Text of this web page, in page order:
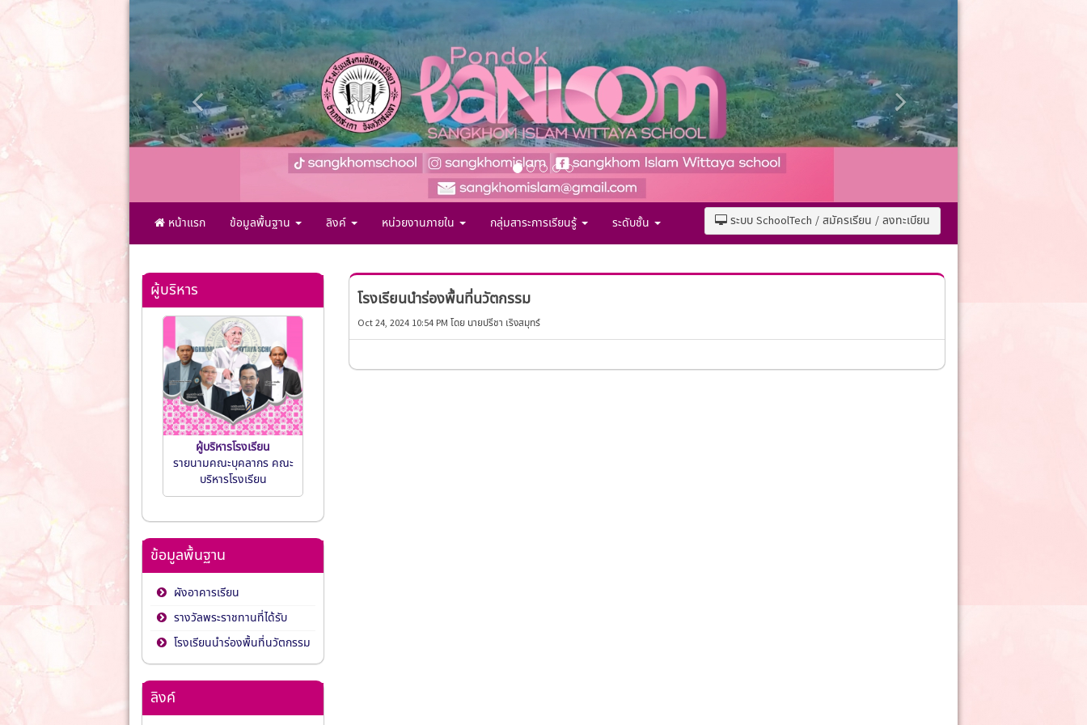
หน้าแรก ข้อมูลพื้นฐาน ลิงค์ หน่วยงานภายใน กลุ่มสาระการเรียนรู้ ระดับชั้น ระบบ SchoolTech / สมัครเรียน / ลงทะเบียน
ผู้บริหาร
ผู้บริหารโรงเรียน
รายนามคณะบุคลากร คณะ
บริหารโรงเรียน
ข้อมูลพื้นฐาน
ผังอาคารเรียน
รางวัลพระราชทานที่ได้รับ
โรงเรียนนำร่องพื้นที่นวัตกรรม
ลิงค์
โรงเรียนนำร่องพื้นที่นวัตกรรม
Oct 24, 2024 10:54 PM โดย นายปรีชา เริงสมุทร์